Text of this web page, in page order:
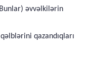
əvvəlkilərin
qazandıqları